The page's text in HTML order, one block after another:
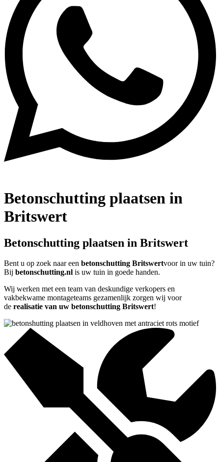
Betonschutting plaatsen in
Britswert
Betonschutting plaatsen in Britswert
Bent u op zoek naar een betonschutting Britswertvoor in uw tuin?
Bij betonschutting.nl is uw tuin in goede handen.
Wij werken met een team van deskundige verkopers en
vakbekwame montageteams gezamenlijk zorgen wij voor
de realisatie van uw betonschutting Britswert!